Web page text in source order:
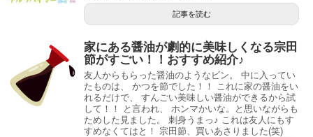
記事を読む
家にある醤油が劇的に美味しくなる宗田
節がすごい！！おすすめ紹介♪
友人からもらった醤油のようなビン。 中に入ってい
たものは、 かつを節でした！！ これに家の醤油をい
れるだけで、 すんごい美味しい醤油ができるから試
して！！ と言われ、 ホンマかいな。と思いながらも
ためした見ました。 刺身うまっ♪ これは友人にもす
すめなくてはと！ 宗田節、買いあさりました(笑)